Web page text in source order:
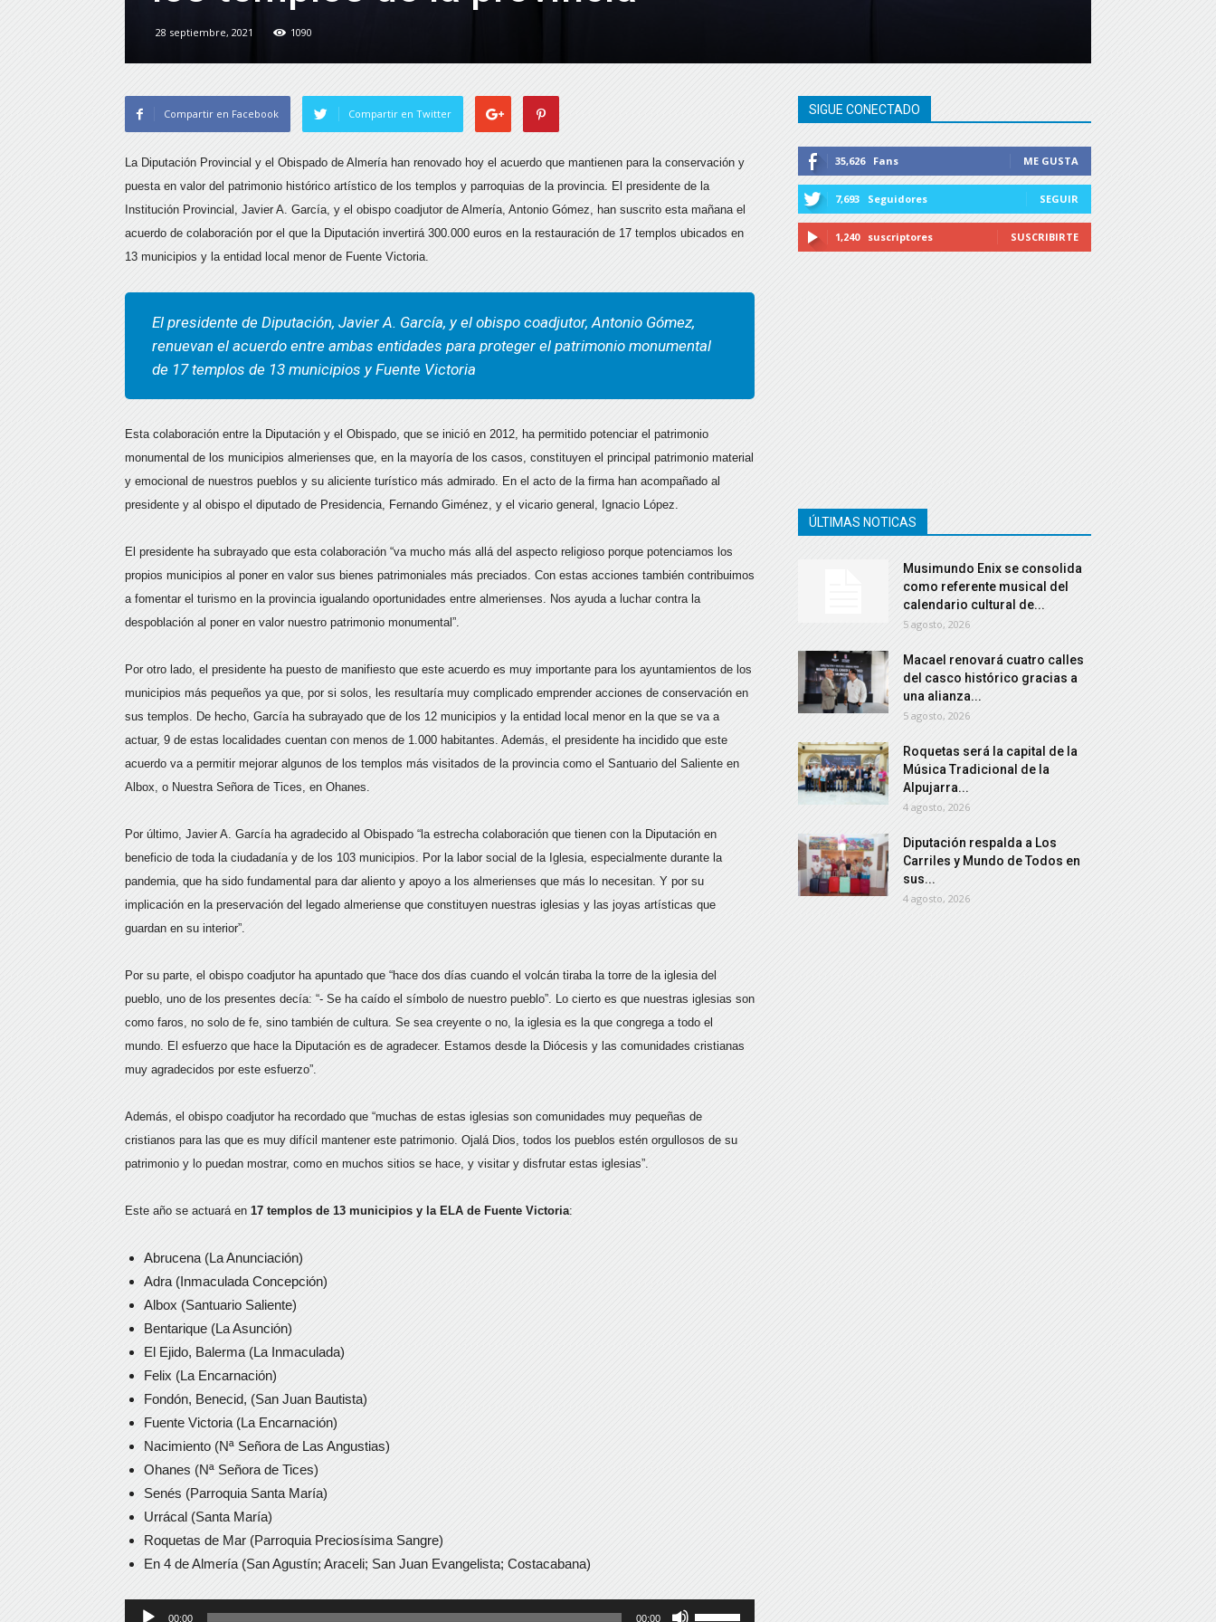
28 septiembre, 2021 1090
Compartir en Facebook Compartir en Twitter
La Diputación Provincial y el Obispado de Almería han renovado hoy el acuerdo que mantienen para la conservación y
puesta en valor del patrimonio histórico artístico de los templos y parroquias de la provincia. El presidente de la
Institución Provincial, Javier A. García, y el obispo coadjutor de Almería, Antonio Gómez, han suscrito esta mañana el
acuerdo de colaboración por el que la Diputación invertirá 300.000 euros en la restauración de 17 templos ubicados en
13 municipios y la entidad local menor de Fuente Victoria.
El presidente de Diputación, Javier A. García, y el obispo coadjutor, Antonio Gómez,
renuevan el acuerdo entre ambas entidades para proteger el patrimonio monumental
de 17 templos de 13 municipios y Fuente Victoria
Esta colaboración entre la Diputación y el Obispado, que se inició en 2012, ha permitido potenciar el patrimonio
monumental de los municipios almerienses que, en la mayoría de los casos, constituyen el principal patrimonio material
y emocional de nuestros pueblos y su aliciente turístico más admirado. En el acto de la firma han acompañado al
presidente y al obispo el diputado de Presidencia, Fernando Giménez, y el vicario general, Ignacio López.
El presidente ha subrayado que esta colaboración “va mucho más allá del aspecto religioso porque potenciamos los
propios municipios al poner en valor sus bienes patrimoniales más preciados. Con estas acciones también contribuimos
a fomentar el turismo en la provincia igualando oportunidades entre almerienses. Nos ayuda a luchar contra la
despoblación al poner en valor nuestro patrimonio monumental”.
Por otro lado, el presidente ha puesto de manifiesto que este acuerdo es muy importante para los ayuntamientos de los
municipios más pequeños ya que, por si solos, les resultaría muy complicado emprender acciones de conservación en
sus templos. De hecho, García ha subrayado que de los 12 municipios y la entidad local menor en la que se va a
actuar, 9 de estas localidades cuentan con menos de 1.000 habitantes. Además, el presidente ha incidido que este
acuerdo va a permitir mejorar algunos de los templos más visitados de la provincia como el Santuario del Saliente en
Albox, o Nuestra Señora de Tices, en Ohanes.
Por último, Javier A. García ha agradecido al Obispado “la estrecha colaboración que tienen con la Diputación en
beneficio de toda la ciudadanía y de los 103 municipios. Por la labor social de la Iglesia, especialmente durante la
pandemia, que ha sido fundamental para dar aliento y apoyo a los almerienses que más lo necesitan. Y por su
implicación en la preservación del legado almeriense que constituyen nuestras iglesias y las joyas artísticas que
guardan en su interior”.
Por su parte, el obispo coadjutor ha apuntado que “hace dos días cuando el volcán tiraba la torre de la iglesia del
pueblo, uno de los presentes decía: “- Se ha caído el símbolo de nuestro pueblo”. Lo cierto es que nuestras iglesias son
como faros, no solo de fe, sino también de cultura. Se sea creyente o no, la iglesia es la que congrega a todo el
mundo. El esfuerzo que hace la Diputación es de agradecer. Estamos desde la Diócesis y las comunidades cristianas
muy agradecidos por este esfuerzo”.
Además, el obispo coadjutor ha recordado que “muchas de estas iglesias son comunidades muy pequeñas de
cristianos para las que es muy difícil mantener este patrimonio. Ojalá Dios, todos los pueblos estén orgullosos de su
patrimonio y lo puedan mostrar, como en muchos sitios se hace, y visitar y disfrutar estas iglesias”.
Este año se actuará en 17 templos de 13 municipios y la ELA de Fuente Victoria:
Abrucena (La Anunciación)
Adra (Inmaculada Concepción)
Albox (Santuario Saliente)
Bentarique (La Asunción)
El Ejido, Balerma (La Inmaculada)
Felix (La Encarnación)
Fondón, Benecid, (San Juan Bautista)
Fuente Victoria (La Encarnación)
Nacimiento (Nª Señora de Las Angustias)
Ohanes (Nª Señora de Tices)
Senés (Parroquia Santa María)
Urrácal (Santa María)
Roquetas de Mar (Parroquia Preciosísima Sangre)
En 4 de Almería (San Agustín; Araceli; San Juan Evangelista; Costacabana)
Reproductor
00:00 00:00
SIGUE CONECTADO
35,626 Fans ME GUSTA
7,693 Seguidores SEGUIR
1,240 suscriptores SUSCRIBIRTE
ÚLTIMAS NOTICAS
Musimundo Enix se consolida
como referente musical del
calendario cultural de...
5 agosto, 2026
Macael renovará cuatro calles
del casco histórico gracias a
una alianza...
5 agosto, 2026
Roquetas será la capital de la
Música Tradicional de la
Alpujarra...
4 agosto, 2026
Diputación respalda a Los
Carriles y Mundo de Todos en
sus...
4 agosto, 2026